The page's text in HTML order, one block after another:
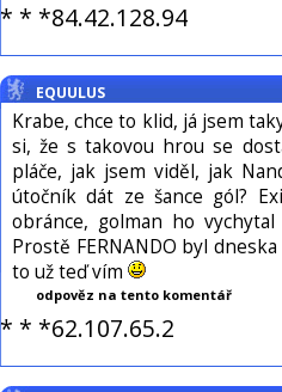
* * *84.42.128.94
EQUULUS
Krabe, chce to klid, já jsem
si, že s takovou hrou se
pláče, jak jsem viděl, jak
útočník dát ze šance gól?
obránce, golman ho
Prostě FERNANDO byl
to už teď vím
odpověz na tento komentář
* * *62.107.65.2